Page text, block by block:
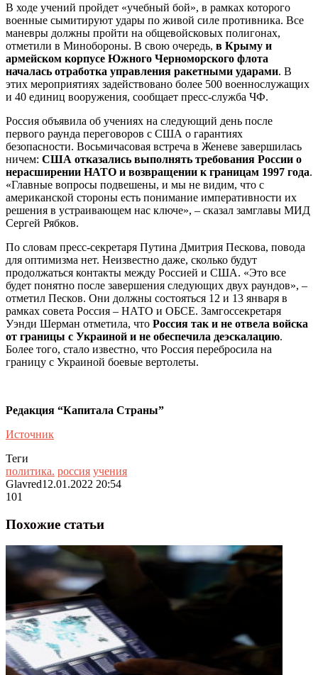
В ходе учений пройдет «учебный бой», в рамках которого
военные сымитируют удары по живой силе противника. Все
маневры должны пройти на общевойсковых полигонах,
отметили в Минобороны. В свою очередь, в Крыму и
армейском корпусе Южного Черноморского флота
началась отработка управления ракетными ударами. В
этих мероприятиях задействовано более 500 военнослужащих
и 40 единиц вооружения, сообщает пресс-служба ЧФ.
Россия объявила об учениях на следующий день после
первого раунда переговоров с США о гарантиях
безопасности. Восьмичасовая встреча в Женеве завершилась
ничем: США отказались выполнять требования России о
нерасширении НАТО и возвращении к границам 1997 года.
«Главные вопросы подвешены, и мы не видим, что с
американской стороны есть понимание императивности их
решения в устраивающем нас ключе», – сказал замглавы МИД
Сергей Рябков.
По словам пресс-секретаря Путина Дмитрия Пескова, повода
для оптимизма нет. Неизвестно даже, сколько будут
продолжаться контакты между Россией и США. «Это все
будет понятно после завершения следующих двух раундов», –
отметил Песков. Они должны состояться 12 и 13 января в
рамках совета Россия – НАТО и ОБСЕ. Замгоссекретаря
Уэнди Шерман отметила, что Россия так и не отвела войска
от границы с Украиной и не обеспечила деэскалацию.
Более того, стало известно, что Россия перебросила на
границу с Украиной боевые вертолеты.
Редакция “Капитала Страны”
Источник
Теги
политика. россия учения
Glavred12.01.2022 20:54
101
Похожие статьи